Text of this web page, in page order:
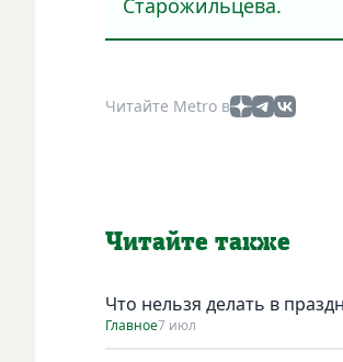
Читайте Metro в
Читайте также
Что нельзя делать в
Главное7 июл